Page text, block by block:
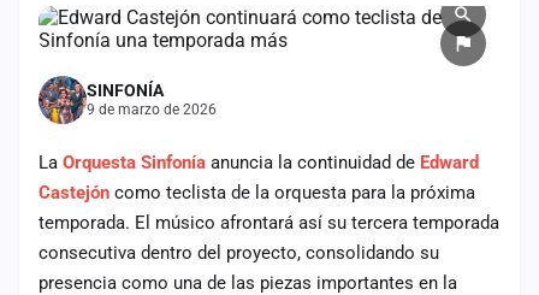
SINFONÍA
9 de marzo de 2026
La Orquesta Sinfonía anuncia la continuidad de Edward
Castejón como teclista de la orquesta para la próxima
temporada. El músico afrontará así su tercera temporada
consecutiva dentro del proyecto, consolidando su
presencia como una de las piezas importantes en la
Inicio
Noticias
Formaciones
Fiestas
Mapa
de